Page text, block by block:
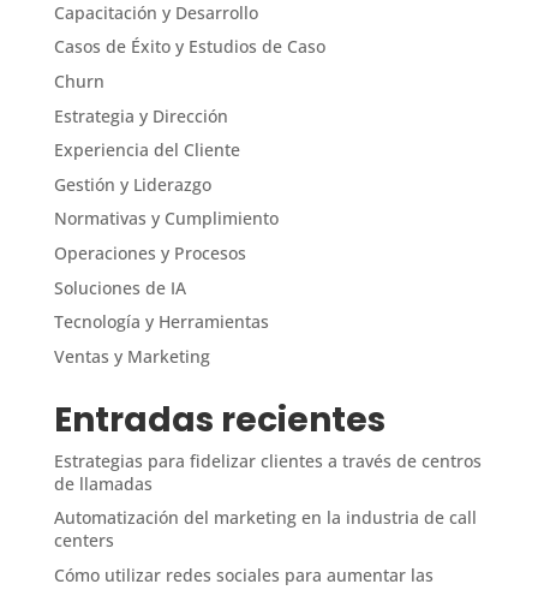
Capacitación y Desarrollo
Casos de Éxito y Estudios de Caso
Churn
Estrategia y Dirección
Experiencia del Cliente
Gestión y Liderazgo
Normativas y Cumplimiento
Operaciones y Procesos
Soluciones de IA
Tecnología y Herramientas
Ventas y Marketing
Entradas recientes
Estrategias para fidelizar clientes a través de centros
de llamadas
Automatización del marketing en la industria de call
centers
Cómo utilizar redes sociales para aumentar las